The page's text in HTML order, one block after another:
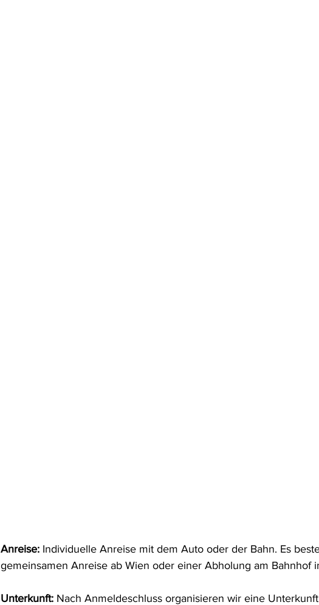
Anreise: Individuelle Anreise mit dem Auto oder der Bahn. Es
gemeinsamen Anreise ab Wien oder einer Abholung am Bahnhof
Unterkunft: Nach Anmeldeschluss organisieren wir eine